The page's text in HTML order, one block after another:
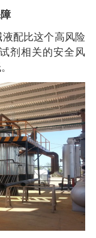
配比这个高风险
剂相关的安全风